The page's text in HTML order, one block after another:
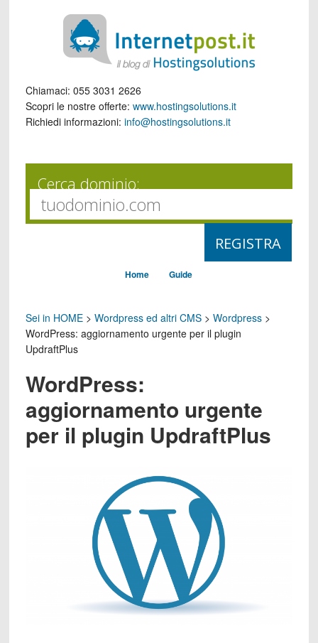
Chiamaci: 055 3031 2626
Scopri le nostre offerte: www.hostingsolutions.it
Richiedi informazioni: info@hostingsolutions.it
Cerca dominio:
Home Guide
Sei in HOME> Wordpress ed altri CMS> Wordpress>
WordPress: aggiornamento urgente per il plugin
UpdraftPlus
WordPress:
aggiornamento urgente
per il plugin UpdraftPlus